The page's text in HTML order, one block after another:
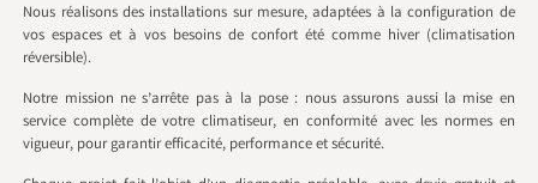
Nous réalisons des installations sur mesure, adaptées à la configuration de
vos espaces et à vos besoins de confort été comme hiver (climatisation
réversible).
Notre mission ne s’arrête pas à la pose : nous assurons aussi la mise en
service complète de votre climatiseur, en conformité avec les normes en
vigueur, pour garantir efficacité, performance et sécurité.